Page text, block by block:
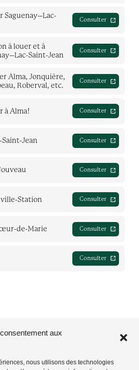
aux
nous utilisons des technologies
Saguenay–Lac-
Consulter open_in_new
à louer et à
Saint-Jean
Consulter open_in_new
Alma, Jonquière,
Roberval, etc.
Consulter open_in_new
à Alma! Consulter open_in_new
Jean Consulter open_in_new
Consulter open_in_new
Station Consulter open_in_new
de-Marie Consulter open_in_new
Consulter open_in_new